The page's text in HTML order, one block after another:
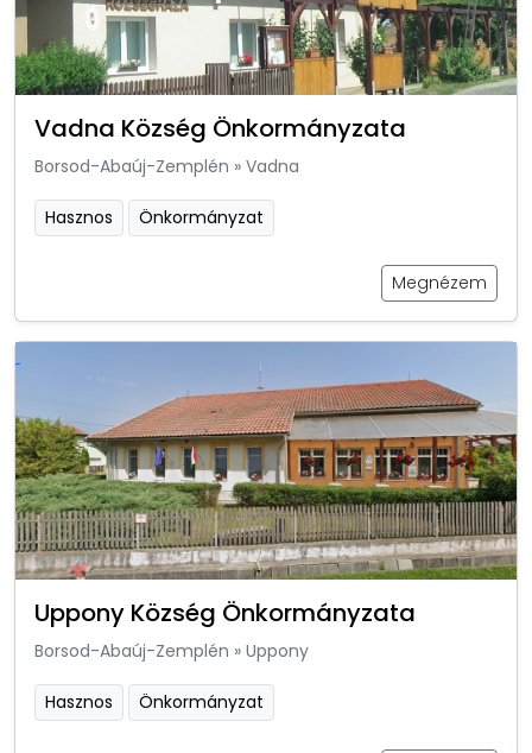
Vadna Község Önkormányzata
Borsod-Abaúj-Zemplén » Vadna
Hasznos Önkormányzat
Megnézem
Uppony Község Önkormányzata
Borsod-Abaúj-Zemplén » Uppony
Hasznos Önkormányzat